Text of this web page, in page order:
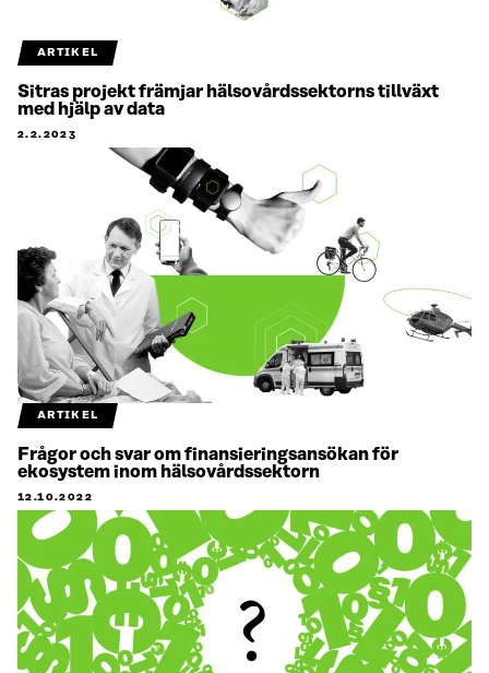
ARTIKEL
Sitras projekt främjar hälsovårdssektorns tillväxt
med hjälp av data
2.2.2023
ARTIKEL
Frågor och svar om finansieringsansökan för
ekosystem inom hälsovårdssektorn
12.10.2022